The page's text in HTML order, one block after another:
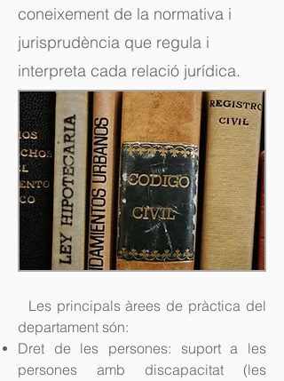
coneixement de la normativa i
jurisprudència que regula i
interpreta cada relació jurídica.
Les principals àrees de pràctica del
departament són:
Dret de les persones: suport a les
persones amb discapacitat (les